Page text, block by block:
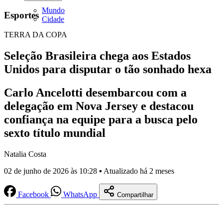
Mundo
Cidade
Esportes
TERRA DA COPA
Seleção Brasileira chega aos Estados
Unidos para disputar o tão sonhado hexa
Carlo Ancelotti desembarcou com a
delegação em Nova Jersey e destacou
confiança na equipe para a busca pelo
sexto título mundial
Natalia Costa
02 de junho de 2026 às 10:28 ▪ Atualizado há 2 meses
Facebook WhatsApp Compartilhar